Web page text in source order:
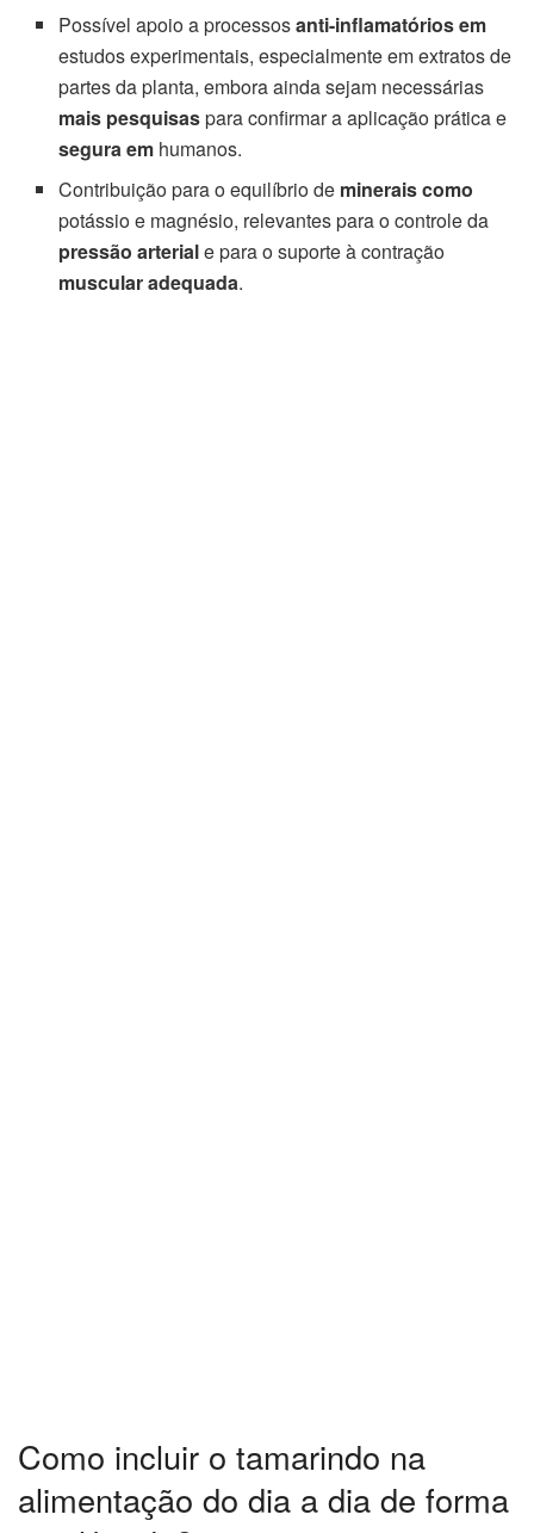
Possível apoio a processosanti-inflamatórios em
estudos experimentais, especialmente em extratos de
partes da planta, embora ainda sejam necessárias
mais pesquisaspara confirmar a aplicação prática e
segura em humanos.
Contribuição para o equilíbrio de minerais como
potássio e magnésio, relevantes para o controle da
pressão arteriale para o suporte à contração
muscular adequada.
Como incluir o tamarindo na
alimentação do dia a dia de forma